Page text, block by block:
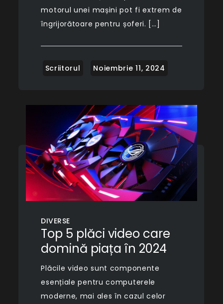
motorul unei mașini pot fi extrem de
îngrijorătoare pentru șoferi. […]
DIVERSE
Top 5 plăci video care
domină piața în 2024
Plăcile video sunt componente
esențiale pentru computerele
moderne, mai ales în cazul celor